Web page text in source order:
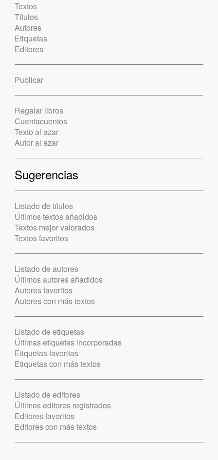
Textos
Títulos
Autores
Etiquetas
Editores
Publicar
Regalar libros
Cuentacuentos
Texto al azar
Autor al azar
Sugerencias
Listado de títulos
Últimos textos añadidos
Textos mejor valorados
Textos favoritos
Listado de autores
Últimos autores añadidos
Autores favoritos
Autores con más textos
Listado de etiquetas
Últimas etiquetas incorporadas
Etiquetas favoritas
Etiquetas con más textos
Listado de editores
Últimos editores registrados
Editores favoritos
Editores con más textos